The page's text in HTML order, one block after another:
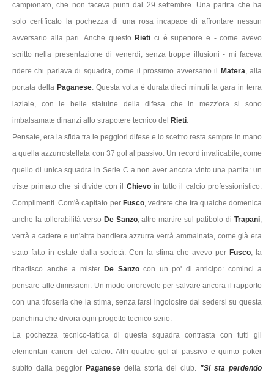
campionato, che non faceva punti dal 29 settembre. Una partita che ha
solo certificato la pochezza di una rosa incapace di affrontare nessun
avversario alla pari. Anche questoRietici è superiore e - come avevo
scritto nella presentazione di venerdi, senza troppe illusioni - mi faceva
ridere chi parlava di squadra, come il prossimo avversario il Matera , alla
portata della Paganese. Questa volta è durata dieci minuti la gara in terra
laziale, con le belle statuine della difesa che in mezz'ora si sono
imbalsamate dinanzi allo strapotere tecnico del Rieti
Pensate, era la sfida tra le peggiori difese e lo scettro resta sempre in mano
a quella azzurrostellata con 37 gol al passivo. Un record invalicabile, come
quello di unica squadra in Serie C a non aver ancora vinto una partita: un
triste primato che si divide con il Chievoin tutto il calcio professionistico.
Complimenti. Com'è capitato per Fusco, vedrete che tra qualche domenica
anche la tollerabilità verso De Sanzo, altro martire sul patibolo diTrapani
verrà a cadere e un'altra bandiera azzurra verrà ammainata, come già era
stato fatto in estate dalla società. Con la stima che avevo per Fusco, la
ribadisco anche a mister De Sanzocon un po' di anticipo: cominci a
pensare alle dimissioni. Un modo onorevole per salvare ancora il rapporto
con una tifoseria che la stima, senza farsi ingolosire dal sedersi su questa
panchina che divora ogni progetto tecnico serio.
La pochezza tecnico-tattica di questa squadra contrasta con tutti gli
elementari canoni del calcio. Altri quattro gol al passivo e quinto poker
subito dalla peggior Paganese della storia del club. "Si sta perdendo